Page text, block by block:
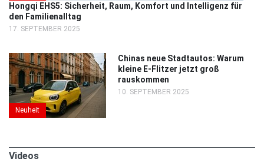
Hongqi EHS5: Sicherheit, Raum, Komfort und Intelligenz für
den Familienalltag
17. SEPTEMBER 2025
Neuheit
Chinas neue Stadtautos: Warum
kleine E-Flitzer jetzt groß
rauskommen
10. SEPTEMBER 2025
Videos